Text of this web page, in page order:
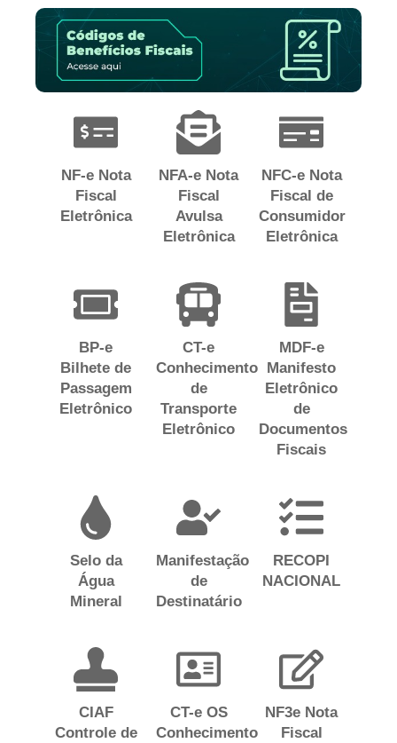
NF-e Nota
Fiscal
Eletrônica
NFA-e Nota
Fiscal
Avulsa
Eletrônica
NFC-e Nota
Fiscal de
Consumidor
Eletrônica
BP-e
Bilhete de
Passagem
Eletrônico
CT-e
Conhecimento
de
Transporte
Eletrônico
MDF-e
Manifesto
Eletrônico
de
Documentos
Fiscais
Selo da
Água
Mineral
Manifestação
de
Destinatário
RECOPI
NACIONAL
CIAF
Controle de
CT-e OS
Conhecimento
NF3e Nota
Fiscal